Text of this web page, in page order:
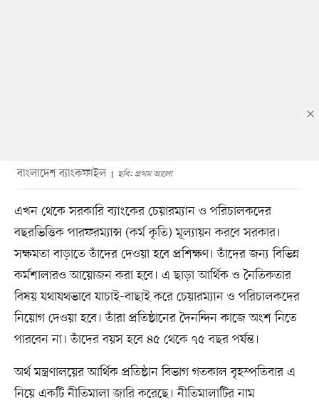
বাংলাদেশ ব্যাংকফাইল ছবি: প্রথম আলো
এখন থেকে সরকারি ব্যাংকের চেয়ারম্যান ও পরিচালকদের
বছরভিত্তিক পারফরম্যান্স (কর্ম কৃতি) মূল্যায়ন করবে সরকার।
সক্ষমতা বাড়াতে তাঁদের দেওয়া হবে প্রশিক্ষণ। তাঁদের জন্য বিভিন্ন
কর্মশালারও আয়োজন করা হবে। এ ছাড়া আর্থিক ও নৈতিকতার
বিষয় যথাযথভাবে যাচাই-বাছাই করে চেয়ারম্যান ও পরিচালকদের
নিয়োগ দেওয়া হবে। তাঁরা প্রতিষ্ঠানের দৈনন্দিন কাজে অংশ নিতে
পারবেন না। তাঁদের বয়স হবে ৪৫ থেকে ৭৫ বছর পর্যন্ত।
অর্থ মন্ত্রণালয়ের আর্থিক প্রতিষ্ঠান বিভাগ গতকাল বৃহস্পতিবার এ
নিয়ে একটি নীতিমালা জারি করেছে। নীতিমালাটির নাম